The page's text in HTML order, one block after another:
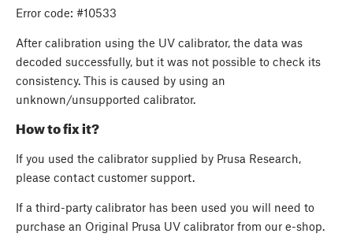
Error code: #10533
After calibration using the UV calibrator, the data was
decoded successfully, but it was not possible to check its
consistency. This is caused by using an
unknown/unsupported calibrator.
How to fix it?
If you used the calibrator supplied by Prusa Research,
please contact customer support.
If a third-party calibrator has been used you will need to
purchase an Original Prusa UV calibrator from our e-shop.